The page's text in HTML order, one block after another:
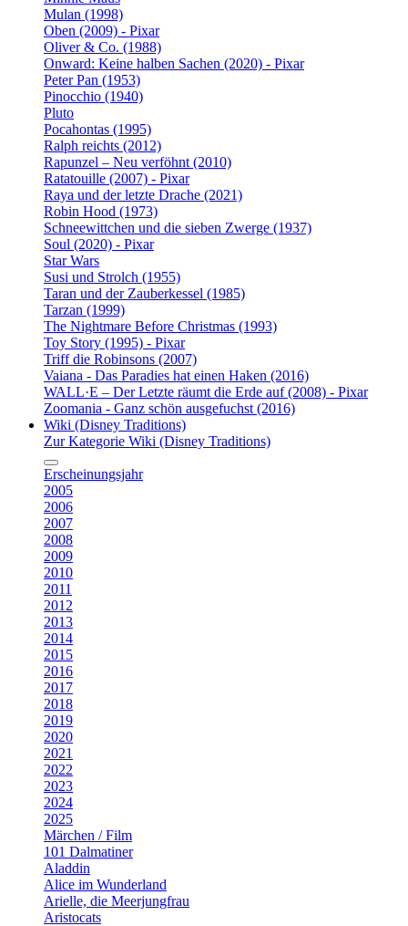
Mulan (1998)
Oben (2009) - Pixar
Oliver & Co. (1988)
Onward: Keine halben Sachen (2020) - Pixar
Peter Pan (1953)
Pinocchio (1940)
Pluto
Pocahontas (1995)
Ralph reichts (2012)
Rapunzel – Neu verföhnt (2010)
Ratatouille (2007) - Pixar
Raya und der letzte Drache (2021)
Robin Hood (1973)
Schneewittchen und die sieben Zwerge (1937)
Soul (2020) - Pixar
Star Wars
Susi und Strolch (1955)
Taran und der Zauberkessel (1985)
Tarzan (1999)
The Nightmare Before Christmas (1993)
Toy Story (1995) - Pixar
Triff die Robinsons (2007)
Vaiana - Das Paradies hat einen Haken (2016)
WALL·E – Der Letzte räumt die Erde auf (2008) - Pixar
Zoomania - Ganz schön ausgefuchst (2016)
Wiki (Disney Traditions)
Zur Kategorie Wiki (Disney Traditions)
Erscheinungsjahr
2005
2006
2007
2008
2009
2010
2011
2012
2013
2014
2015
2016
2017
2018
2019
2020
2021
2022
2023
2024
2025
Märchen / Film
101 Dalmatiner
Aladdin
Alice im Wunderland
Arielle, die Meerjungfrau
Aristocats